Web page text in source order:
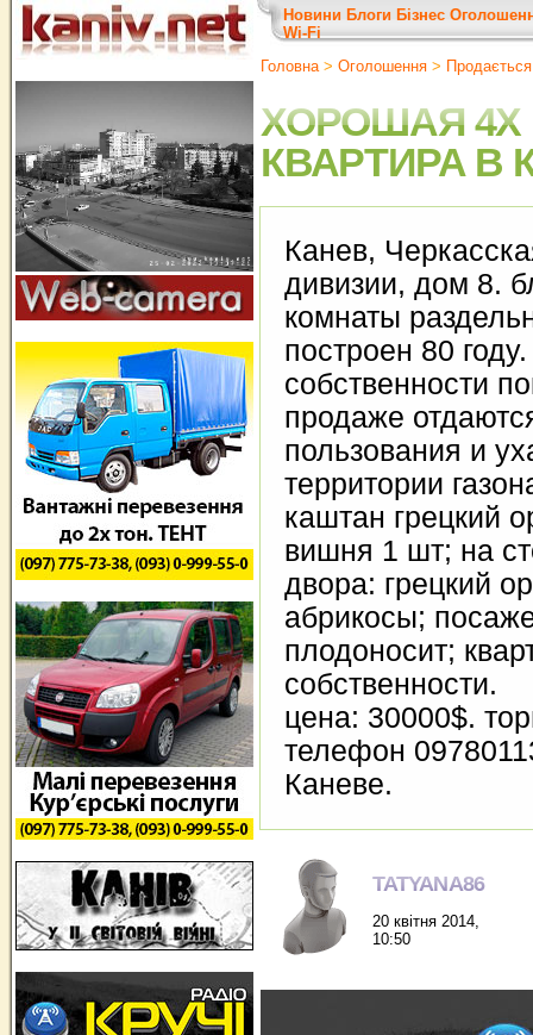
Новини Блоги Бізнес
Wi-Fi
Головна> Оголошення >
ХОРОШАЯ
КВАРТИРА В
Канев,
дивизии, дом 8.
комнаты
построен 80
собственности
продаже
пользования и
территории
каштан грецкий
вишня 1 шт; на
двора: грецкий
абрикосы;
плодоносит;
собственности.
цена: 30000$.
телефон
Каневе.
TATYANA86
20 квітня 2014,
10:50